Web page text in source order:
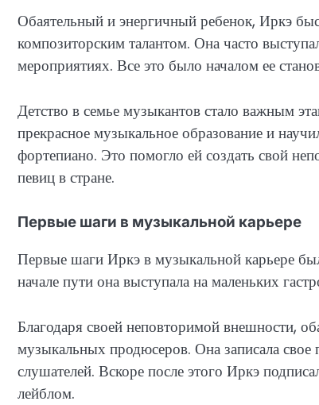
Обаятельный и энергичный ребенок, Иркэ
композиторским талантом. Она часто
мероприятиях. Все это было началом ее
Детство в семье музыкантов стало важным
прекрасное музыкальное образование и
фортепиано. Это помогло ей создать свой
певиц в стране.
Первые шаги в музыкальной карьере
Первые шаги Иркэ в музыкальной карьере
начале пути она выступала на маленьких
Благодаря своей неповторимой внешности,
музыкальных продюсеров. Она записала
слушателей. Вскоре после этого Иркэ
лейблом.